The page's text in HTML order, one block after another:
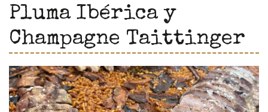
Pluma Ibérica y
Champagne Taittinger